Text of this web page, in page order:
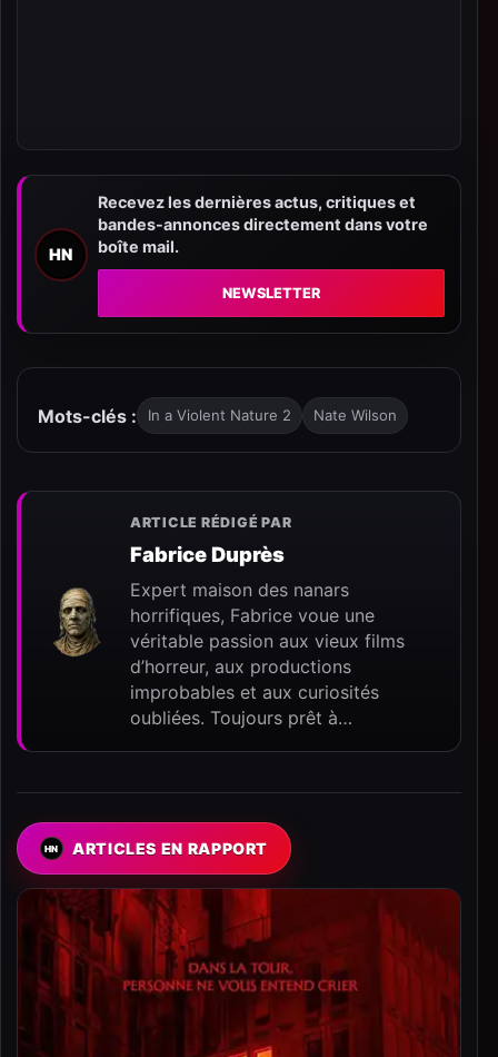
HN
Recevez les dernières actus, critiques et
bandes-annonces directement dans votre
boîte mail.
NEWSLETTER
Mots-clés : In a Violent Nature 2 Nate Wilson
ARTICLE RÉDIGÉ PAR
Fabrice Duprès
Expert maison des nanars
horrifiques, Fabrice voue une
véritable passion aux vieux films
d’horreur, aux productions
improbables et aux curiosités
oubliées. Toujours prêt à…
ARTICLES EN RAPPORT